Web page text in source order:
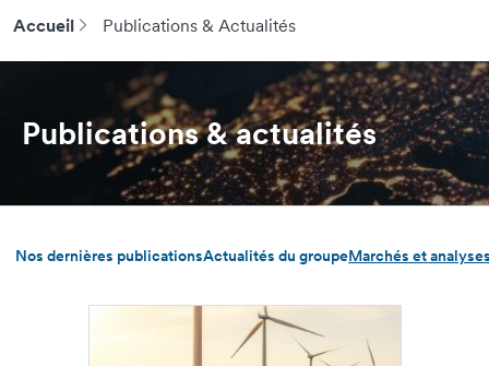
Accueil Publications & Actualités
Publications & actualités
Nos dernières publicationsActualités du groupeMarchés et